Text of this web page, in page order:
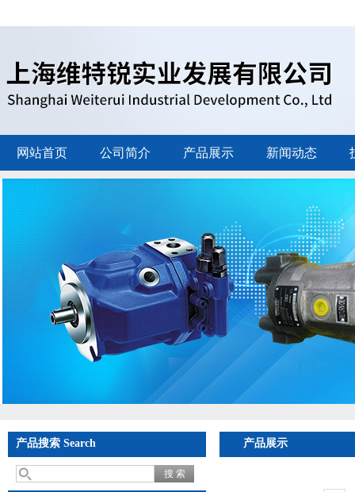
网站首页 公司简介 产品展示 新闻动态
产品搜索 Search 产品展示